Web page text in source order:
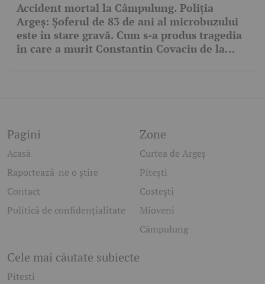
Accident mortal la Câmpulung. Poliția
Argeș: Șoferul de 83 de ani al microbuzului
este în stare gravă. Cum s-a produs tragedia
în care a murit Constantin Covaciu de la
Pagini
Acasă
Raportează-ne o știre
Contact
Politică de confidențialitate
Zone
Curtea de Argeș
Pitești
Costești
Mioveni
Câmpulung
Cele mai căutate subiecte
Pitesti